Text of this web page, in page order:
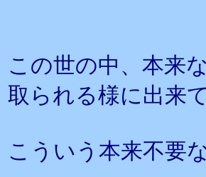
この世の中、本来
取られる様に出来
こういう本来不要